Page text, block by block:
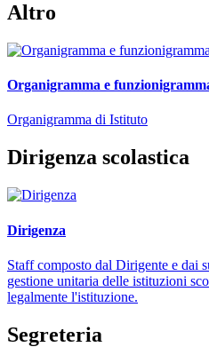
Altro
Organigramma e
Organigramma di Istituto
Dirigenza scolastica
Dirigenza
Staff composto dal Dirigente e dai
gestione unitaria delle istituzioni
legalmente l'istituzione.
Segreteria